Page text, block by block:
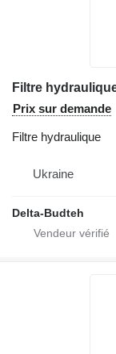
Prix sur demande
Filtre hydraulique
Ukraine
Delta-Budteh